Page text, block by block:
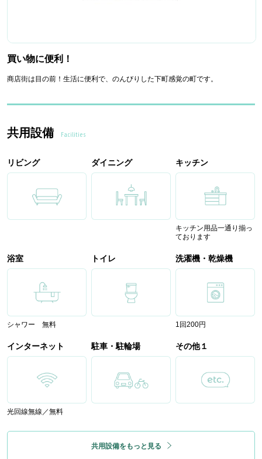
買い物に便利！
商店街は目の前！生活に便利で、のんびりした下町感覚の町です。
共用設備 Facilities
リビング ダイニング キッチン
キッチン用品一通り揃っ
ております
浴室
シャワー 無料
トイレ 洗濯機・乾燥機
1回200円
インターネット
光回線無線／無料
駐車・駐輪場 その他１
共用設備をもっと見る